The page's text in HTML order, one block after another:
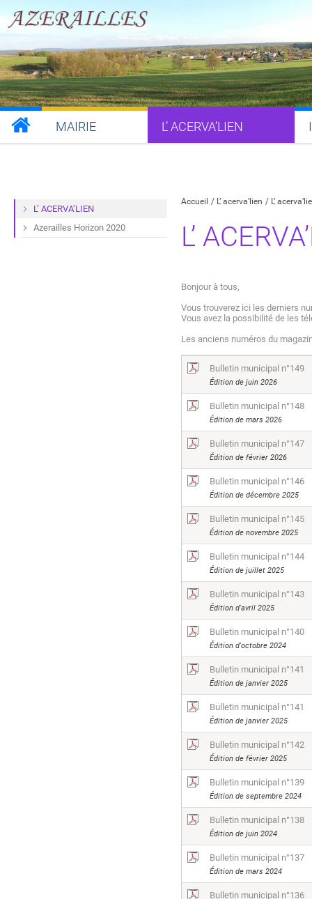
MAIRIE L’ ACERVA’LIEN
Accueil L’ acerva’lien L’
L’
Bonjour à tous,
Vous trouverez ici les derniers
Vous avez la possibilité de les
Les anciens numéros du
Bulletin municipal n°149
Édition de juin 2026
Bulletin municipal n°148
Édition de mars 2026
Bulletin municipal n°147
Édition de février 2026
Bulletin municipal n°146
Édition de décembre 2025
Bulletin municipal n°145
Édition de novembre 2025
Bulletin municipal n°144
Édition de juillet 2025
Bulletin municipal n°143
Édition d'avril 2025
Bulletin municipal n°140
Édition d'octobre 2024
Bulletin municipal n°141
Édition de janvier 2025
Bulletin municipal n°141
Édition de janvier 2025
Bulletin municipal n°142
Édition de février 2025
Bulletin municipal n°139
Édition de septembre 2024
Bulletin municipal n°138
Édition de juin 2024
Bulletin municipal n°137
Édition de mars 2024
Bulletin municipal n°136
L’ ACERVA’LIEN
Azerailles Horizon 2020